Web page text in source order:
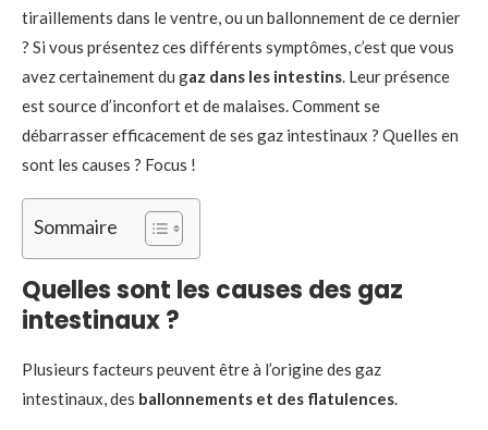
tiraillements dans le ventre, ou un ballonnement de ce dernier
? Si vous présentez ces différents symptômes, c’est que vous
avez certainement du gaz dans les intestins. Leur présence
est source d’inconfort et de malaises. Comment se
débarrasser efficacement de ses gaz intestinaux ? Quelles en
sont les causes ? Focus !
Sommaire
Quelles sont les causes des gaz
intestinaux ?
Plusieurs facteurs peuvent être à l’origine des gaz
intestinaux, des ballonnements et des flatulences.